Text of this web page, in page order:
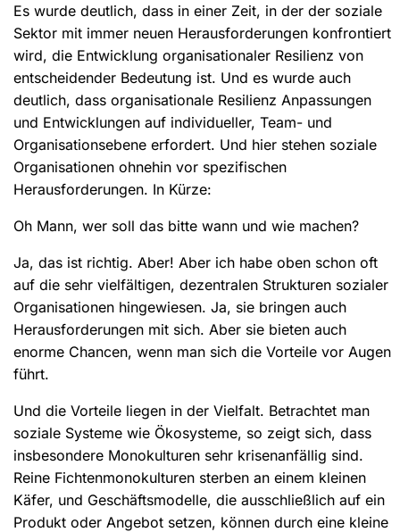
Es wurde deutlich, dass in einer Zeit, in der der soziale
Sektor mit immer neuen Herausforderungen konfrontiert
wird, die Entwicklung organisationaler Resilienz von
entscheidender Bedeutung ist. Und es wurde auch
deutlich, dass organisationale Resilienz Anpassungen
und Entwicklungen auf individueller, Team- und
Organisationsebene erfordert. Und hier stehen soziale
Organisationen ohnehin vor spezifischen
Herausforderungen. In Kürze:
Oh Mann, wer soll das bitte wann und wie machen?
Ja, das ist richtig. Aber! Aber ich habe oben schon oft
auf die sehr vielfältigen, dezentralen Strukturen sozialer
Organisationen hingewiesen. Ja, sie bringen auch
Herausforderungen mit sich. Aber sie bieten auch
enorme Chancen, wenn man sich die Vorteile vor Augen
führt.
Und die Vorteile liegen in der Vielfalt. Betrachtet man
soziale Systeme wie Ökosysteme, so zeigt sich, dass
insbesondere Monokulturen sehr krisenanfällig sind.
Reine Fichtenmonokulturen sterben an einem kleinen
Käfer, und Geschäftsmodelle, die ausschließlich auf ein
Produkt oder Angebot setzen, können durch eine kleine